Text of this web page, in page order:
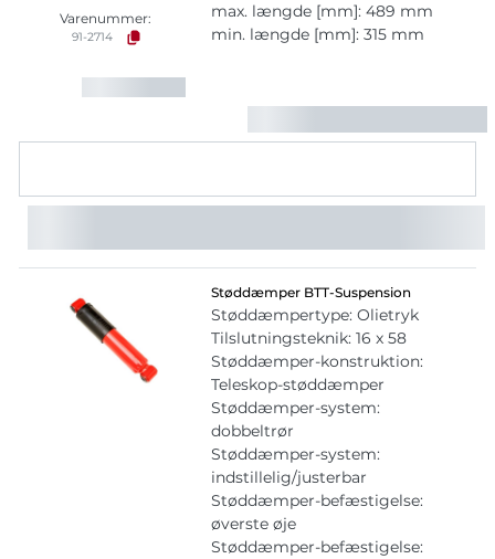
Varenummer:
91-2714
max. længde [mm]: 489 mm
min. længde [mm]: 315 mm
Støddæmper BTT-Suspension
Støddæmpertype: Olietryk
Tilslutningsteknik: 16 x 58
Støddæmper-konstruktion:
Teleskop-støddæmper
Støddæmper-system:
dobbeltrør
Støddæmper-system:
indstillelig/justerbar
Støddæmper-befæstigelse:
øverste øje
Støddæmper-befæstigelse: